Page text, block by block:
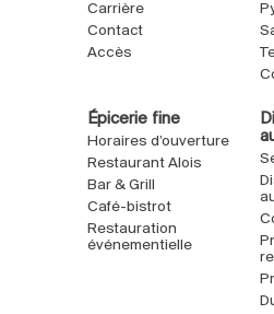
Carrière
Contact
Accès
Épicerie fine
Horaires d’ouverture
Restaurant Alois
Bar & Grill
Café-bistrot
Restauration
événementielle